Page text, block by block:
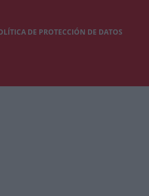
DE PROTECCIÓN DE DATOS